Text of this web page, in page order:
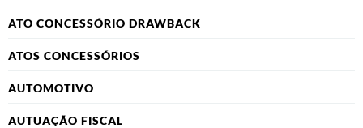
ATO CONCESSÓRIO DRAWBACK
ATOS CONCESSÓRIOS
AUTOMOTIVO
AUTUAÇÃO FISCAL